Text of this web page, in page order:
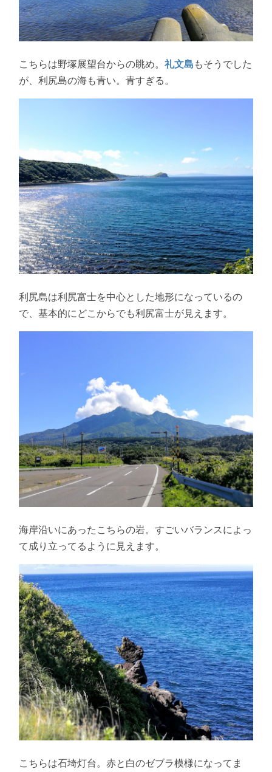
こちらは野塚展望台からの眺め。礼文島 もそうでした
が、利尻島の海も青い。青すぎる。
利尻島は利尻富士を中心とした地形になっているの
で、基本的にどこからでも利尻富士が見えます。
海岸沿いにあったこちらの岩。すごいバランスによっ
て成り立ってるように見えます。
こちらは石埼灯台。赤と白のゼブラ模様になってま